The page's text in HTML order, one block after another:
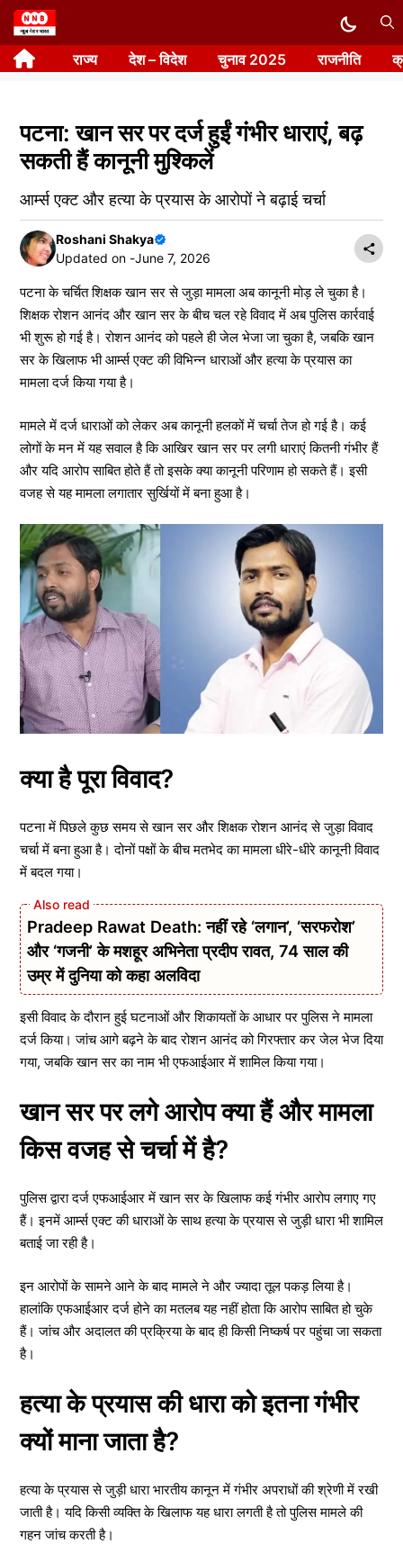
Skip
to
content राज्य देश – विदेश चुनाव 2025 राजनीति
पटना: खान सर पर दर्ज हुईं गंभीर धाराएं, बढ़
सकती हैं कानूनी मुश्किलें
आर्म्स एक्ट और हत्या के प्रयास के आरोपों ने बढ़ाई चर्चा
Roshani Shakya
Updated on -June 7, 2026
पटना के चर्चित शिक्षक खान सर से जुड़ा मामला अब कानूनी मोड़ ले चुका है।
शिक्षक रोशन आनंद और खान सर के बीच चल रहे विवाद में अब पुलिस कार्रवाई
भी शुरू हो गई है। रोशन आनंद को पहले ही जेल भेजा जा चुका है, जबकि खान
सर के खिलाफ भी आर्म्स एक्ट की विभिन्न धाराओं और हत्या के प्रयास का
मामला दर्ज किया गया है।
मामले में दर्ज धाराओं को लेकर अब कानूनी हलकों में चर्चा तेज हो गई है। कई
लोगों के मन में यह सवाल है कि आखिर खान सर पर लगी धाराएं कितनी गंभीर हैं
और यदि आरोप साबित होते हैं तो इसके क्या कानूनी परिणाम हो सकते हैं। इसी
वजह से यह मामला लगातार सुर्खियों में बना हुआ है।
क्या है पूरा विवाद?
पटना में पिछले कुछ समय से खान सर और शिक्षक रोशन आनंद से जुड़ा विवाद
चर्चा में बना हुआ है। दोनों पक्षों के बीच मतभेद का मामला धीरे-धीरे कानूनी विवाद
में बदल गया।
Pradeep Rawat Death: नहीं रहे ‘लगान’, ‘सरफरोश’
और ‘गजनी’ के मशहूर अभिनेता प्रदीप रावत, 74 साल की
उम्र में दुनिया को कहा अलविदा
इसी विवाद के दौरान हुई घटनाओं और शिकायतों के आधार पर पुलिस ने मामला
दर्ज किया। जांच आगे बढ़ने के बाद रोशन आनंद को गिरफ्तार कर जेल भेज दिया
गया, जबकि खान सर का नाम भी एफआईआर में शामिल किया गया।
खान सर पर लगे आरोप क्या हैं और मामला
किस वजह से चर्चा में है?
पुलिस द्वारा दर्ज एफआईआर में खान सर के खिलाफ कई गंभीर आरोप लगाए गए
हैं। इनमें आर्म्स एक्ट की धाराओं के साथ हत्या के प्रयास से जुड़ी धारा भी शामिल
बताई जा रही है।
इन आरोपों के सामने आने के बाद मामले ने और ज्यादा तूल पकड़ लिया है।
हालांकि एफआईआर दर्ज होने का मतलब यह नहीं होता कि आरोप साबित हो चुके
हैं। जांच और अदालत की प्रक्रिया के बाद ही किसी निष्कर्ष पर पहुंचा जा सकता
है।
हत्या के प्रयास की धारा को इतना गंभीर
क्यों माना जाता है?
हत्या के प्रयास से जुड़ी धारा भारतीय कानून में गंभीर अपराधों की श्रेणी में रखी
जाती है। यदि किसी व्यक्ति के खिलाफ यह धारा लगती है तो पुलिस मामले की
गहन जांच करती है।